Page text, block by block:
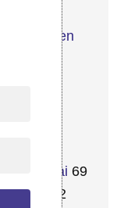
Power
Gen
Hyundai 69
2